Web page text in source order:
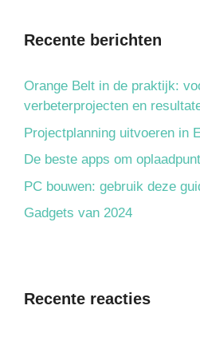
Recente berichten
Orange Belt in de praktijk:
verbeterprojecten en
Projectplanning uitvoeren in
De beste apps om
PC bouwen: gebruik deze
Gadgets van 2024
Recente reacties